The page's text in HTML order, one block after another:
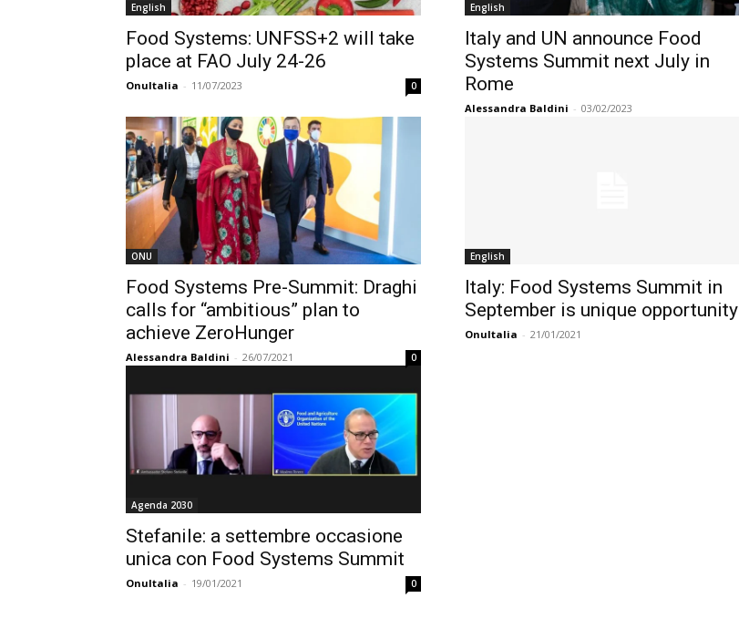
English
Food Systems: UNFSS+2 will take
place at FAO July 24-26
OnuItalia - 11/07/2023 0
English
Italy and UN announce Food
Systems Summit next July in
Rome
Alessandra Baldini - 03/02/2023
ONU
Food Systems Pre-Summit: Draghi
calls for “ambitious” plan to
achieve ZeroHunger
Alessandra Baldini - 26/07/2021 0
English
Italy: Food Systems Summit in
September is unique opportunity
OnuItalia - 21/01/2021
Agenda 2030
Stefanile: a settembre occasione
unica con Food Systems Summit
OnuItalia - 19/01/2021 0